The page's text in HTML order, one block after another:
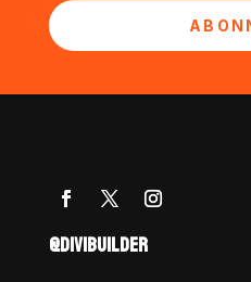
@DIVIBUILDER